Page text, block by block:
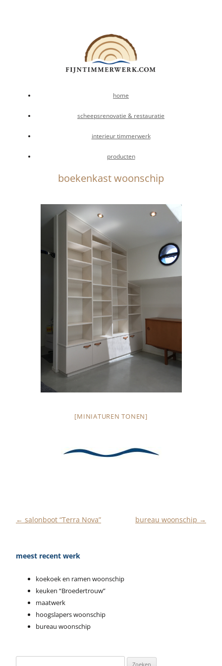
Fijn timmerwerk
home
scheepsrenovatie & restauratie
interieur timmerwerk
producten
boekenkast woonschip
[MINIATUREN TONEN]
← salonboot “Terra Nova” bureau woonschip →
meest recent werk
koekoek en ramen woonschip
keuken “Broedertrouw”
maatwerk
hoogslapers woonschip
bureau woonschip